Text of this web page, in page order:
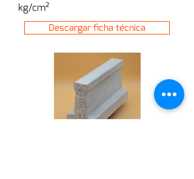
kg/cm²
Descargar ficha técnica